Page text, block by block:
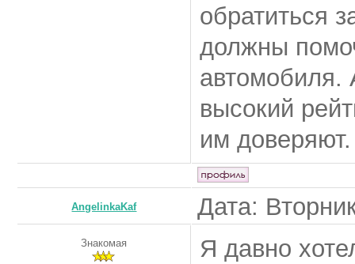
обратиться
должны
автомобиля.
высокий
им доверяют.
AngelinkaKaf Дата:
Знакомая
Я давно